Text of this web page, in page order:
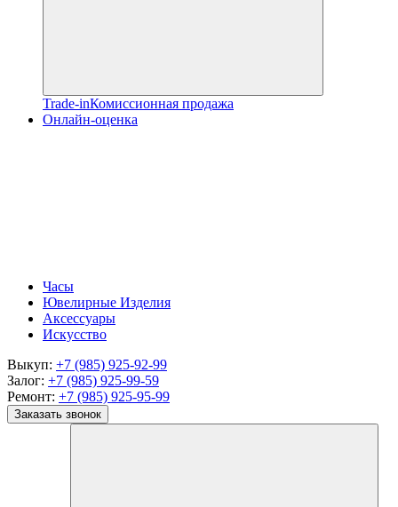
Trade-inКомиссионная продажа
Онлайн-оценка
Часы
Ювелирные Изделия
Аксессуары
Искусство
Выкуп: +7 (985) 925-92-99
Залог: +7 (985) 925-99-59
Ремонт: +7 (985) 925-95-99
Заказать звонок